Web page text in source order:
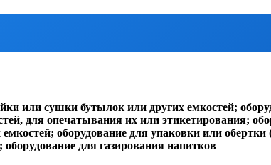
или сушки бутылок или других емкостей;
для опечатывания их или этикетирования;
оборудование для упаковки или
для газирования напитков